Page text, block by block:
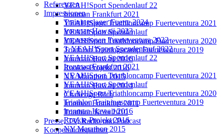
YEAH!Sport Spendenlauf 22
Ironman Frankfurt 2021
YEAH!Sport Triathloncamp Fuerteventura 2021
YEAH!Sport Spendenlauf
YEAH!Sport Triathloncamp Fuerteventura 2020
Triathlon Trainingscamp Fuerteventura 2019
Ironman Hawaii 2016
Rookie-Projekt 2016
NY Marathon 2015
Ironman Hawaii 2014
Challenge Roth
Ironman Frankfurt 2011
Triathlon Köln 2010
Presse, TV, Radio und Podcast
Kooperationspartner
Referenzen
Impressionen
Trainingslager Fuerte 2024
Ironman Hawaii 2023
Impressionen Fuerteventura 2022
3. YEAH!Sport Spendenlauf 2022
YEAH!Sport Spendenlauf 22
Ironman Frankfurt 2021
YEAH!Sport Triathloncamp Fuerteventura 2021
YEAH!Sport Spendenlauf
YEAH!Sport Triathloncamp Fuerteventura 2020
Triathlon Trainingscamp Fuerteventura 2019
Ironman Hawaii 2016
Rookie-Projekt 2016
NY Marathon 2015